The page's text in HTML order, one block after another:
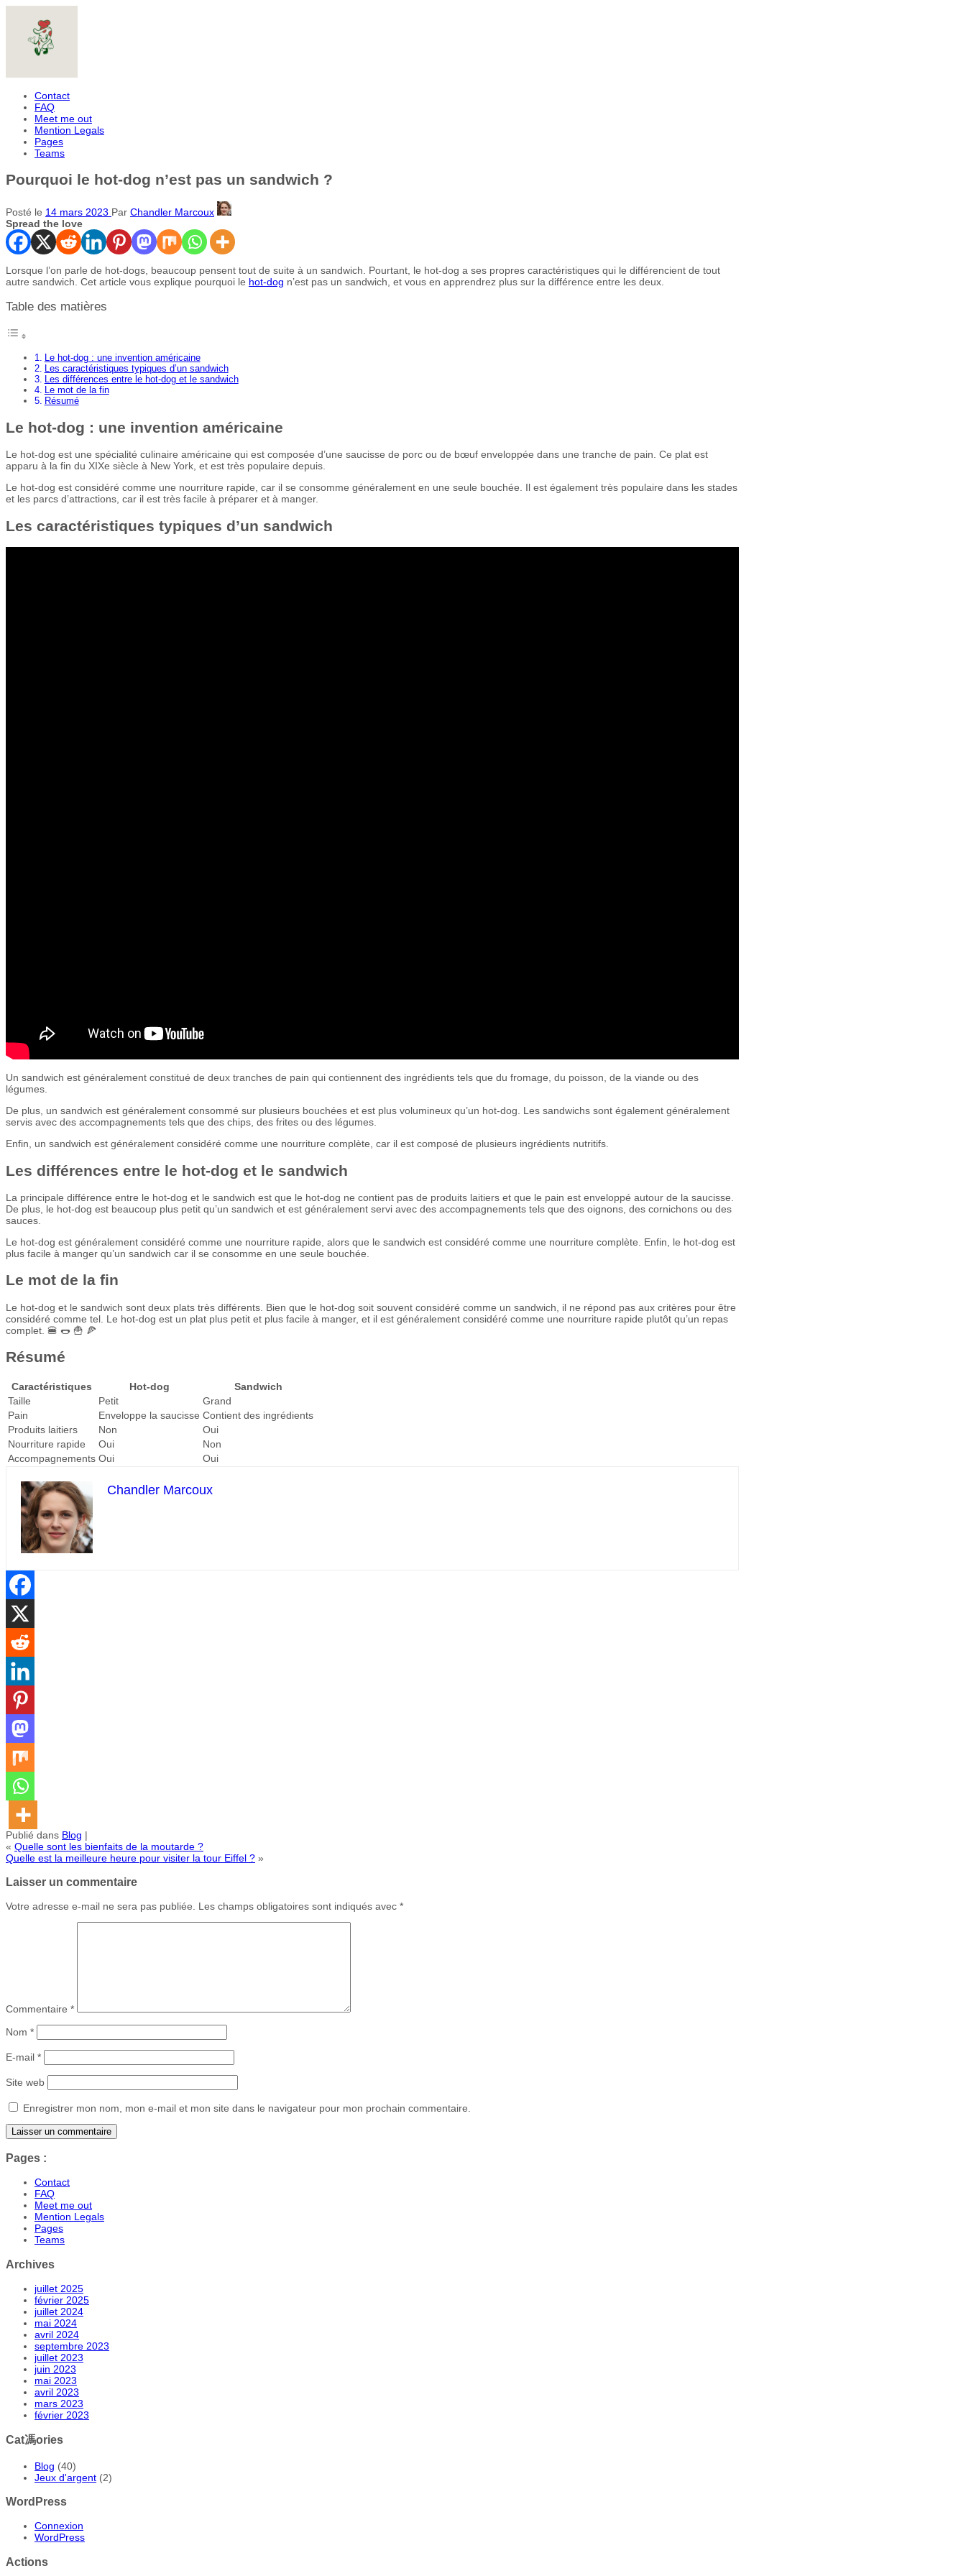
Contact
FAQ
Meet me out
Mention Legals
Pages
Teams
Pourquoi le hot-dog n’est pas un sandwich ?
Posté le 14 mars 2023 Par Chandler Marcoux
Spread the love
Lorsque l’on parle de hot-dogs, beaucoup pensent tout de suite à un sandwich. Pourtant, le hot-dog a ses propres caractéristiques qui le différencient de tout
autre sandwich. Cet article vous explique pourquoi le hot-dog n’est pas un sandwich, et vous en apprendrez plus sur la différence entre les deux.
Table des matières
Le hot-dog : une invention américaine
Les caractéristiques typiques d’un sandwich
Les différences entre le hot-dog et le sandwich
Le mot de la fin
Résumé
Le hot-dog : une invention américaine
Le hot-dog est une spécialité culinaire américaine qui est composée d’une saucisse de porc ou de bœuf enveloppée dans une tranche de pain. Ce plat est
apparu à la fin du XIXe siècle à New York, et est très populaire depuis.
Le hot-dog est considéré comme une nourriture rapide, car il se consomme généralement en une seule bouchée. Il est également très populaire dans les stades
et les parcs d’attractions, car il est très facile à préparer et à manger.
Les caractéristiques typiques d’un sandwich
Un sandwich est généralement constitué de deux tranches de pain qui contiennent des ingrédients tels que du fromage, du poisson, de la viande ou des
légumes.
De plus, un sandwich est généralement consommé sur plusieurs bouchées et est plus volumineux qu’un hot-dog. Les sandwichs sont également généralement
servis avec des accompagnements tels que des chips, des frites ou des légumes.
Enfin, un sandwich est généralement considéré comme une nourriture complète, car il est composé de plusieurs ingrédients nutritifs.
Les différences entre le hot-dog et le sandwich
La principale différence entre le hot-dog et le sandwich est que le hot-dog ne contient pas de produits laitiers et que le pain est enveloppé autour de la saucisse.
De plus, le hot-dog est beaucoup plus petit qu’un sandwich et est généralement servi avec des accompagnements tels que des oignons, des cornichons ou des
sauces.
Le hot-dog est généralement considéré comme une nourriture rapide, alors que le sandwich est considéré comme une nourriture complète. Enfin, le hot-dog est
plus facile à manger qu’un sandwich car il se consomme en une seule bouchée.
Le mot de la fin
Le hot-dog et le sandwich sont deux plats très différents. Bien que le hot-dog soit souvent considéré comme un sandwich, il ne répond pas aux critères pour être
considéré comme tel. Le hot-dog est un plat plus petit et plus facile à manger, et il est généralement considéré comme une nourriture rapide plutôt qu’un repas
complet. 🍔 🌭 🍟 🍕
Résumé
Caractéristiques Hot-dog
Sandwich
Taille
Petit
Grand
Pain
Enveloppe la saucisse Contient des ingrédients
Produits laitiers
Non
Oui
Nourriture rapide
Oui
Non
Accompagnements Oui Oui
Chandler Marcoux
Publié dans Blog |
« Quelle sont les bienfaits de la moutarde ?
Quelle est la meilleure heure pour visiter la tour Eiffel ? »
Laisser un commentaire
Votre adresse e-mail ne sera pas publiée. Les champs obligatoires sont indiqués avec *
Commentaire *
Nom *
E-mail *
Site web
Enregistrer mon nom, mon e-mail et mon site dans le navigateur pour mon prochain commentaire.
Pages :
Contact
FAQ
Meet me out
Mention Legals
Pages
Teams
Archives
juillet 2025
février 2025
juillet 2024
mai 2024
avril 2024
septembre 2023
juillet 2023
juin 2023
mai 2023
avril 2023
mars 2023
février 2023
Cat馮ories
Blog (40)
Jeux d'argent (2)
WordPress
Connexion
WordPress
Actions